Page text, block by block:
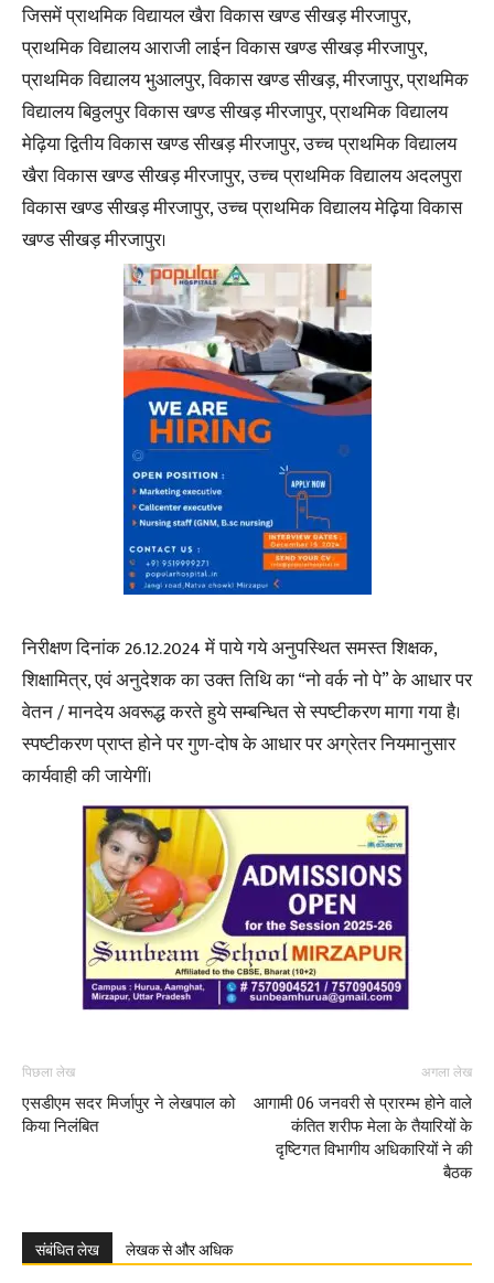
जिसमें प्राथमिक विद्यायल खैरा विकास खण्ड सीखड़ मीरजापुर,
प्राथमिक विद्यालय आराजी लाईन विकास खण्ड सीखड़ मीरजापुर,
प्राथमिक विद्यालय भुआलपुर, विकास खण्ड सीखड़, मीरजापुर, प्राथमिक
विद्यालय बिठ्ठलपुर विकास खण्ड सीखड़ मीरजापुर, प्राथमिक विद्यालय
मेढ़िया द्वितीय विकास खण्ड सीखड़ मीरजापुर, उच्च प्राथमिक विद्यालय
खैरा विकास खण्ड सीखड़ मीरजापुर, उच्च प्राथमिक विद्यालय अदलपुरा
विकास खण्ड सीखड़ मीरजापुर, उच्च प्राथमिक विद्यालय मेढ़िया विकास
खण्ड सीखड़ मीरजापुर।
निरीक्षण दिनांक 26.12.2024 में पाये गये अनुपस्थित समस्त शिक्षक,
शिक्षामित्र, एवं अनुदेशक का उक्त तिथि का “नो वर्क नो पे” के आधार पर
वेतन / मानदेय अवरूद्ध करते हुये सम्बन्धित से स्पष्टीकरण मागा गया है।
स्पष्टीकरण प्राप्त होने पर गुण-दोष के आधार पर अग्रेतर नियमानुसार
कार्यवाही की जायेगीं।
पिछला लेख
एसडीएम सदर मिर्जापुर ने लेखपाल को
किया निलंबित
अगला लेख
आगामी 06 जनवरी से प्रारम्भ होने वाले
कंतित शरीफ मेला के तैयारियों के
दृष्टिगत विभागीय अधिकारियों ने की
बैठक
संबंधित लेख लेखक से और अधिक